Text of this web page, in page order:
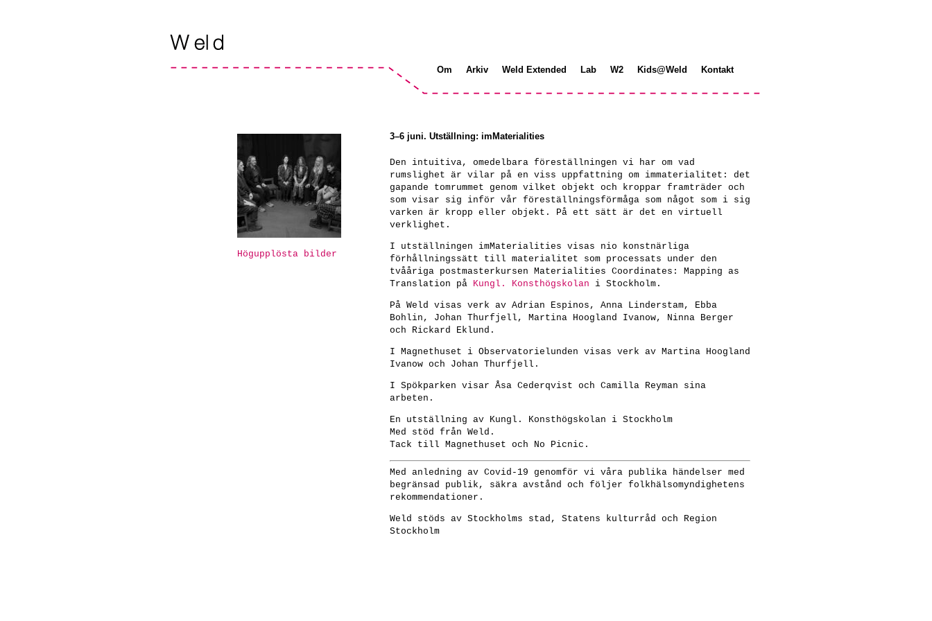
Om Arkiv Weld Extended Lab W2 Kids@Weld Kontakt
Högupplösta bilder
3–6 juni. Utställning: imMaterialities
Den intuitiva, omedelbara föreställningen vi har om vad
rumslighet är vilar på en viss uppfattning om immaterialitet: det
gapande tomrummet genom vilket objekt och kroppar framträder och
som visar sig inför vår föreställningsförmåga som något som i sig
varken är kropp eller objekt. På ett sätt är det en virtuell
verklighet.
I utställningen imMaterialities visas nio konstnärliga
förhållningssätt till materialitet som processats under den
tvååriga postmasterkursen Materialities Coordinates: Mapping as
Translation på Kungl. Konsthögskolan i Stockholm.
På Weld visas verk av Adrian Espinos, Anna Linderstam, Ebba
Bohlin, Johan Thurfjell, Martina Hoogland Ivanow, Ninna Berger
och Rickard Eklund.
I Magnethuset i Observatorielunden visas verk av Martina Hoogland
Ivanow och Johan Thurfjell.
I Spökparken visar Åsa Cederqvist och Camilla Reyman sina
arbeten.
En utställning av Kungl. Konsthögskolan i Stockholm
Med stöd från Weld.
Tack till Magnethuset och No Picnic.
Med anledning av Covid-19 genomför vi våra publika händelser med
begränsad publik, säkra avstånd och följer folkhälsomyndighetens
rekommendationer.
Weld stöds av Stockholms stad, Statens kulturråd och Region
Stockholm